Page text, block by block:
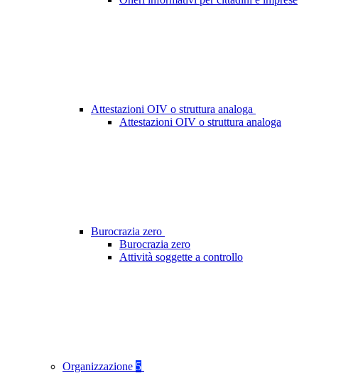
Attestazioni OIV o struttura analoga
Attestazioni OIV o struttura analoga
Burocrazia zero
Burocrazia zero
Attività soggette a controllo
Organizzazione 5